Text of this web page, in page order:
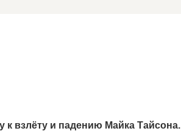
к взлёту и падению Майка Тайсона.